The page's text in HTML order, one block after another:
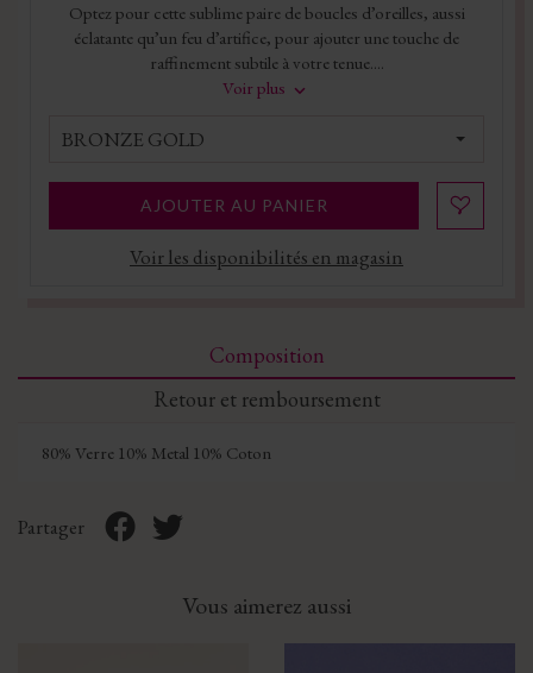
Optez pour cette sublime paire de boucles d’oreilles, aussi
éclatante qu’un feu d’artifice, pour ajouter une touche de
raffinement subtile à votre tenue....
Voir plus
BRONZE GOLD
AJOUTER AU PANIER
Voir les disponibilités en magasin
Composition
Retour et remboursement
80% Verre 10% Metal 10% Coton
Partager
Vous aimerez aussi